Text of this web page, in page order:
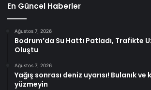
En Güncel Haberler
Ağustos 7, 2026
Bodrum’da Su Hattı Patladı, Trafikte
Oluştu
Ağustos 7, 2026
Yağış sonrası deniz uyarısı! Bulanık
yüzmeyin